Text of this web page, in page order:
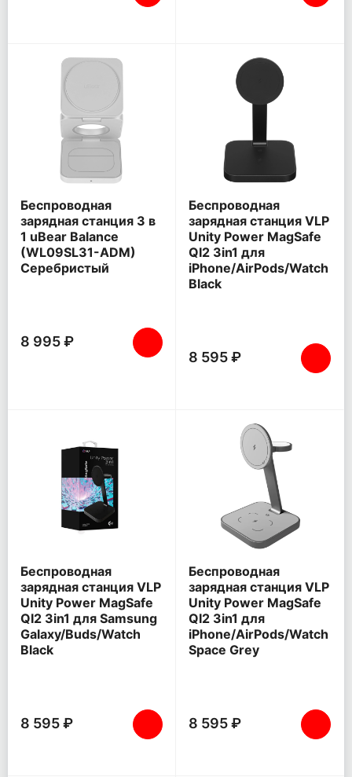
Беспроводная
зарядная станция 3 в
1 uBear Balance
(WL09SL31-ADM)
Серебристый
8 995 ₽
Беспроводная
зарядная станция VLP
Unity Power MagSafe
QI2 3in1 для
iPhone/AirPods/Watch
Black
8 595 ₽
Беспроводная
зарядная станция VLP
Unity Power MagSafe
QI2 3in1 для Samsung
Galaxy/Buds/Watch
Black
8 595 ₽
Беспроводная
зарядная станция VLP
Unity Power MagSafe
QI2 3in1 для
iPhone/AirPods/Watch
Space Grey
8 595 ₽